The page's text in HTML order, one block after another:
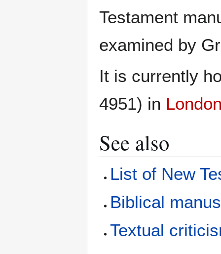
Testament
examined by
It is currently
4951) in
See also
List of New
Biblical
Textual